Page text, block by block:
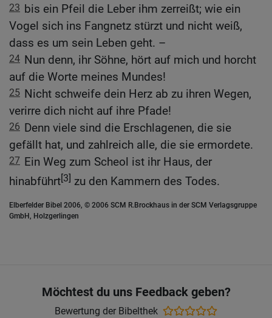
23 bis ein Pfeil die Leber ihm zerreißt; wie ein
Vogel sich ins Fangnetz stürzt und nicht weiß,
dass es um sein Leben geht. –
24 Nun denn, ihr Söhne, hört auf mich und horcht
auf die Worte meines Mundes!
25 Nicht schweife dein Herz ab zu ihren Wegen,
verirre dich nicht auf ihre Pfade!
26 Denn viele sind die Erschlagenen, die sie
gefällt hat, und zahlreich alle, die sie ermordete.
27 Ein Weg zum Scheol ist ihr Haus, der
hinabführt[3] zu den Kammern des Todes.
Elberfelder Bibel 2006, © 2006 SCM R.Brockhaus in der SCM Verlagsgruppe
GmbH, Holzgerlingen
Möchtest du uns Feedback geben?
Bewertung der Bibelthek